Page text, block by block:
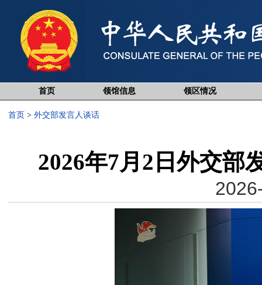
首页 领馆信息 领区情况
首页 > 外交部发言人谈话
2026年7月2日外交部